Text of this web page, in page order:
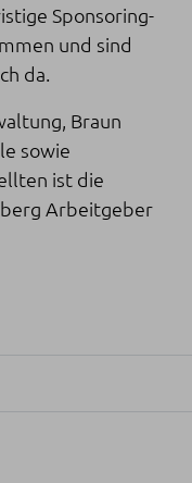
Sponsoring-
und sind
da.
Braun
sowie
ist die
Arbeitgeber